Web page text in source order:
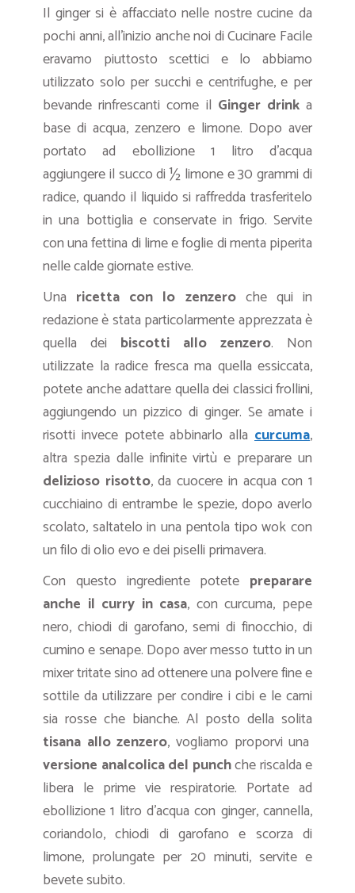
Il ginger si è affacciato nelle nostre cucine da
pochi anni, all’inizio anche noi di Cucinare Facile
eravamo piuttosto scettici e lo abbiamo
utilizzato solo per succhi e centrifughe, e per
bevande rinfrescanti come il Ginger drinka
base di acqua, zenzero e limone. Dopo aver
portato ad ebollizione 1 litro d’acqua
aggiungere il succo di ½ limone e 30 grammi di
radice, quando il liquido si raffredda trasferitelo
in una bottiglia e conservate in frigo. Servite
con una fettina di lime e foglie di menta piperita
nelle calde giornate estive.
Una ricetta con lo zenzeroche qui in
redazione è stata particolarmente apprezzata è
quella dei biscotti allo zenzero. Non
utilizzate la radice fresca ma quella essiccata,
potete anche adattare quella dei classici frollini,
aggiungendo un pizzico di ginger. Se amate i
risotti invece potete abbinarlo alla curcuma,
altra spezia dalle infinite virtù e preparare un
delizioso risotto, da cuocere in acqua con 1
cucchiaino di entrambe le spezie, dopo averlo
scolato, saltatelo in una pentola tipo wok con
un filo di olio evo e dei piselli primavera.
Con questo ingrediente potete preparare
anche il curry in casa, con curcuma, pepe
nero, chiodi di garofano, semi di finocchio, di
cumino e senape. Dopo aver messo tutto in un
mixer tritate sino ad ottenere una polvere fine e
sottile da utilizzare per condire i cibi e le carni
sia rosse che bianche. Al posto della solita
tisana allo zenzero, vogliamo proporvi una
versione analcolica del punchche riscalda e
libera le prime vie respiratorie. Portate ad
ebollizione 1 litro d’acqua con ginger, cannella,
coriandolo, chiodi di garofano e scorza di
limone, prolungate per 20 minuti, servite e
bevete subito.